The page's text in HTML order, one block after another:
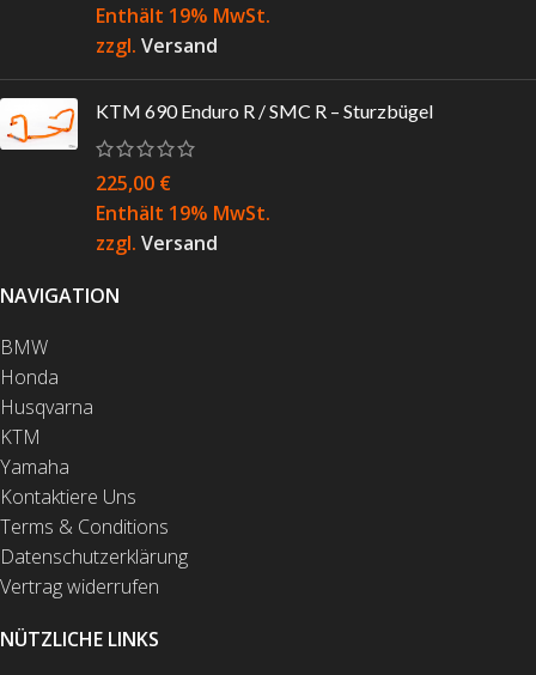
Enthält 19% MwSt.
zzgl. Versand
KTM 690 Enduro R / SMC R – Sturzbügel
225,00 €
Enthält 19% MwSt.
zzgl. Versand
NAVIGATION
BMW
Honda
Husqvarna
KTM
Yamaha
Kontaktiere Uns
Terms & Conditions
Datenschutzerklärung
Vertrag widerrufen
NÜTZLICHE LINKS